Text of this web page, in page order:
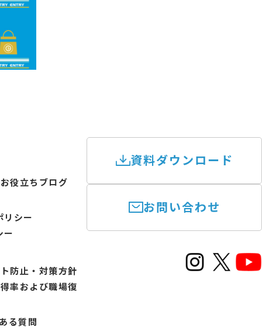
役立ちブログ
リシー
ー
防止・対策方針
率および職場復
る質問
資料ダウンロード
お問い合わせ